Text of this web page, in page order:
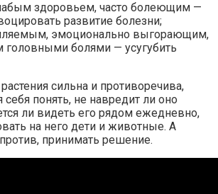
здоровьем, часто болеющим —
развитие болезни;
эмоционально выгорающим,
болями — усугубить
сильна и противоречива,
себя понять, не навредит ли оно
ли видеть его рядом ежедневно,
на него дети и животные. А
принимать решение.